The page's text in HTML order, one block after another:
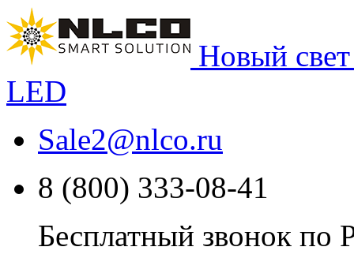
Новый
LED
Sale2@nlco.ru
8 (800) 333-08-41
Бесплатный звонок по